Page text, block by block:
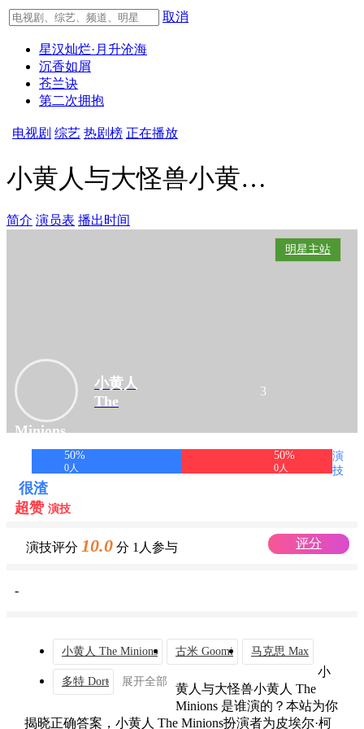
取消
星汉灿烂·月升沧海
沉香如屑
苍兰诀
第二次拥抱
电视剧 综艺 热剧榜 正在播放
小黄人与大怪兽小黄人 The Minions
简介 演员表 播出时间
小黄人
The
Minions
扮演者 皮埃尔·柯芬
3
明星主站
50%
0人
50%
0人
演
技
很渣
超赞 演技
演技评分 10.0 分 1人参与 评分
-
小黄人 The Minions 古米 Goomi 马克思 Max
多特 Dort 展开全部
小
黄人与大怪兽小黄人 The
Minions 是谁演的？本站为你
揭晓正确答案，小黄人 The Minions扮演者为皮埃尔·柯